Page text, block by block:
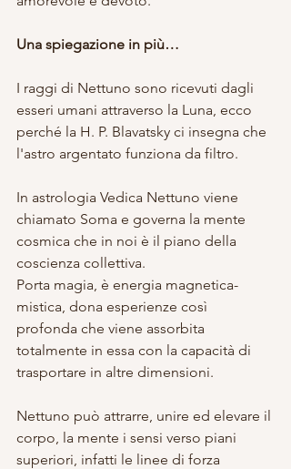
Una spiegazione in più…
I raggi di Nettuno sono ricevuti dagli
esseri umani attraverso la Luna, ecco
perché la H. P. Blavatsky ci insegna che
l'astro argentato funziona da filtro.
In astrologia Vedica Nettuno viene
chiamato Soma e governa la mente
cosmica che in noi è il piano della
coscienza collettiva.
Porta magia, è energia magnetica-
mistica, dona esperienze così
profonda che viene assorbita
totalmente in essa con la capacità di
trasportare in altre dimensioni.
Nettuno può attrarre, unire ed elevare il
corpo, la mente i sensi verso piani
superiori, infatti le linee di forza